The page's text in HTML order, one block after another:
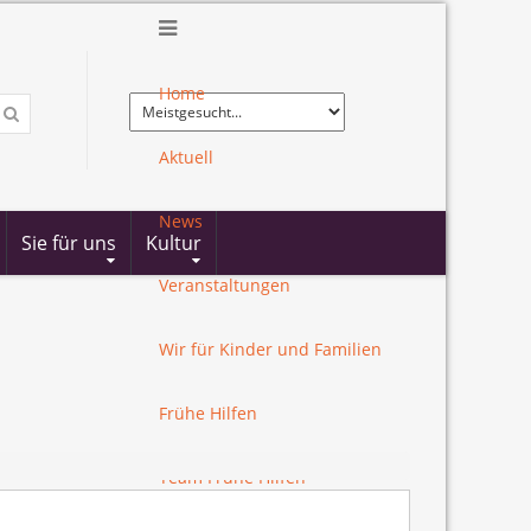
Sie für uns Kultur
Home
Aktuell
News
Veranstaltungen
Wir für Kinder und Familien
Frühe Hilfen
Team Frühe Hilfen